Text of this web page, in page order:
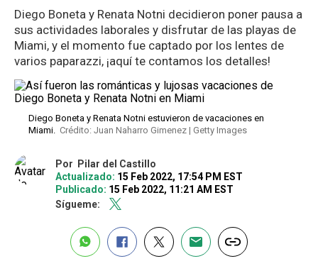
Diego Boneta y Renata Notni decidieron poner pausa a
sus actividades laborales y disfrutar de las playas de
Miami, y el momento fue captado por los lentes de
varios paparazzi, ¡aquí te contamos los detalles!
Diego Boneta y Renata Notni estuvieron de vacaciones en
Miami. Crédito: Juan Naharro Gimenez | Getty Images
Por
Pilar del Castillo
Actualizado: 15 Feb 2022, 17:54 PM EST
Publicado: 15 Feb 2022, 11:21 AM EST
Sígueme: